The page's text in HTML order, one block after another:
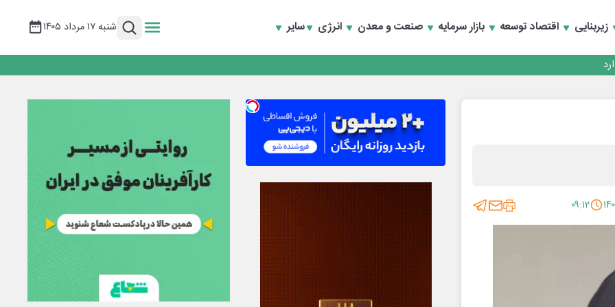
زیربنایی اقتصاد توسعه بازار سرمایه صنعت و معدن انرژی سایر شنبه ۱۷ مرداد ۱۴۰۵
۰۹:۱۲